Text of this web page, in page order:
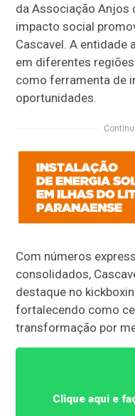
da Associação Anjos
impacto social
Cascavel. A entidade
em diferentes
como ferramenta de
oportunidades.
Com números
consolidados,
destaque no
fortalecendo como
transformação por
Clique aqui e